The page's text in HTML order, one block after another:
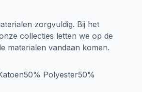
zorgvuldig. Bij het
collecties letten we op de
materialen vandaan komen.
Polyester50%